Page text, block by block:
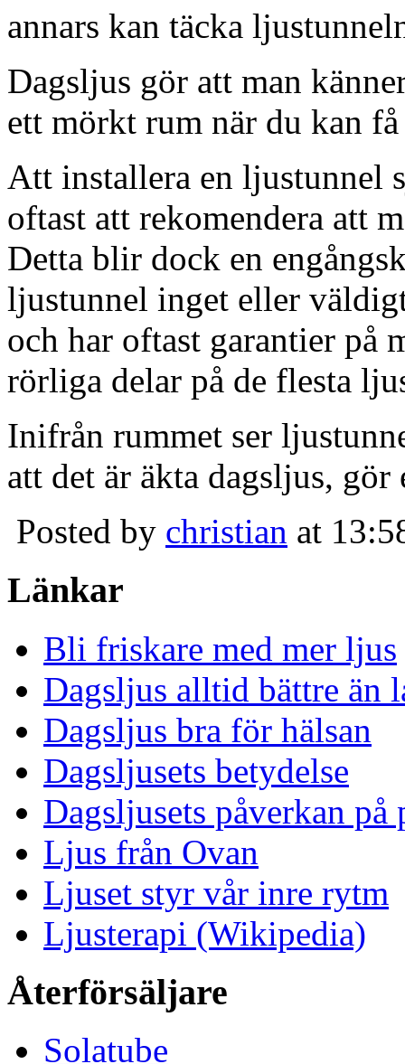
annars kan täcka
Dagsljus gör att man
ett mörkt rum när du kan
Att installera en ljustunnel
oftast att rekomendera att
Detta blir dock en
ljustunnel inget eller
och har oftast garantier på
rörliga delar på de flesta
Inifrån rummet ser
att det är äkta dagsljus,
Posted by christian at
Länkar
Bli friskare med mer ljus
Dagsljus alltid bättre än
Dagsljus bra för hälsan
Dagsljusets betydelse
Dagsljusets påverkan på
Ljus från Ovan
Ljuset styr vår inre rytm
Ljusterapi (Wikipedia)
Återförsäljare
Solatube